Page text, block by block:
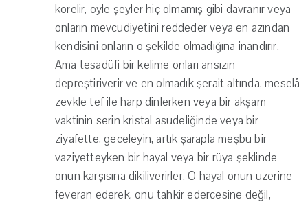
körelir, öyle şeyler hiç olmamış gibi davranır veya
onların mevcudiyetini reddeder veya en azından
kendisini onların o şekilde olmadığına inandırır.
Ama tesadüfi bir kelime onları ansızın
depreştiriverir ve en olmadık şerait altında, meselâ
zevkle tef ile harp dinlerken veya bir akşam
vaktinin serin kristal asudeliğinde veya bir
ziyafette, geceleyin, artık şarapla meşbu bir
vaziyetteyken bir hayal veya bir rüya şeklinde
onun karşısına dikiliverirler. O hayal onun üzerine
feveran ederek, onu tahkir edercesine değil,